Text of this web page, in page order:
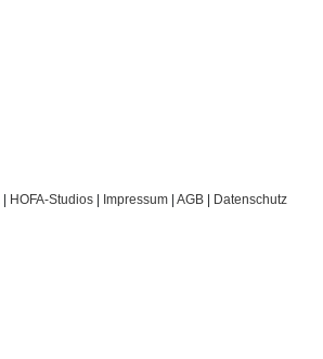
HOFA-Studios| Impressum| AGB| Datenschutz